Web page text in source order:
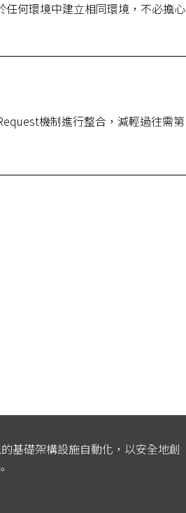
何環境中建立相同環境，不必擔心
機制進行整合，減輕過往需第
基礎架構設施自動化，以安全地創